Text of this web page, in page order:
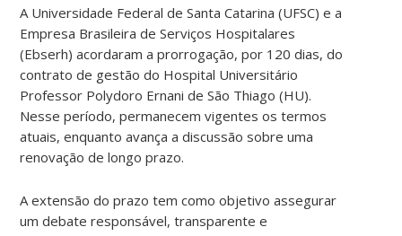
A Universidade Federal de Santa Catarina (UFSC) e a
Empresa Brasileira de Serviços Hospitalares
(Ebserh) acordaram a prorrogação, por 120 dias, do
contrato de gestão do Hospital Universitário
Professor Polydoro Ernani de São Thiago (HU).
Nesse período, permanecem vigentes os termos
atuais, enquanto avança a discussão sobre uma
renovação de longo prazo.
A extensão do prazo tem como objetivo assegurar
um debate responsável, transparente e